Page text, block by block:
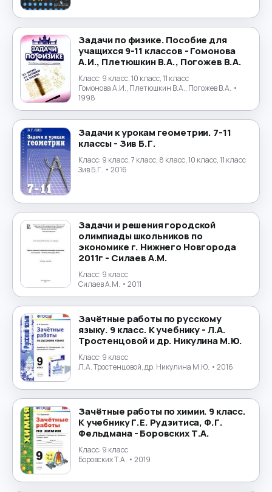
Физика
Физическая культура
Финансы →
Финский язык
Французский язык
Химия →
Черчение
Чешский язык →
Шведский язык →
Юриспруденция
Японский язык
Задачи по физике. Пособие для
учащихся 9-11 классов - Гомонова
А.И., Плетюшкин В.А., Погожев В.А.
Класс: 9 класс, 10 класс, 11 класс
Гомонова А.И., Плетюшкин В.А., Погожев В.А. •
1998
Задачи к урокам геометрии. 7-11
классы - Зив Б.Г.
Класс: 9 класс, 7 класс, 8 класс, 10 класс, 11 класс
Зив Б.Г. • 2016
Задачи и решения городской
олимпиады школьников по
экономике г. Нижнего Новгорода
2011г - Силаев А.М.
Класс: 9 класс
Силаев А.М. • 2011
Зачётные работы по русскому
языку. 9 класс. К учебнику - Л.А.
Тростенцовой и др. Никулина М.Ю.
Класс: 9 класс
Л.А. Тростенцовой, др. Никулина М.Ю. • 2016
Зачётные работы по химии. 9 класс.
К учебнику Г.Е. Рудзитиса, Ф.Г.
Фельдмана - Боровских Т.А.
Класс: 9 класс
Боровских Т.А. • 2019